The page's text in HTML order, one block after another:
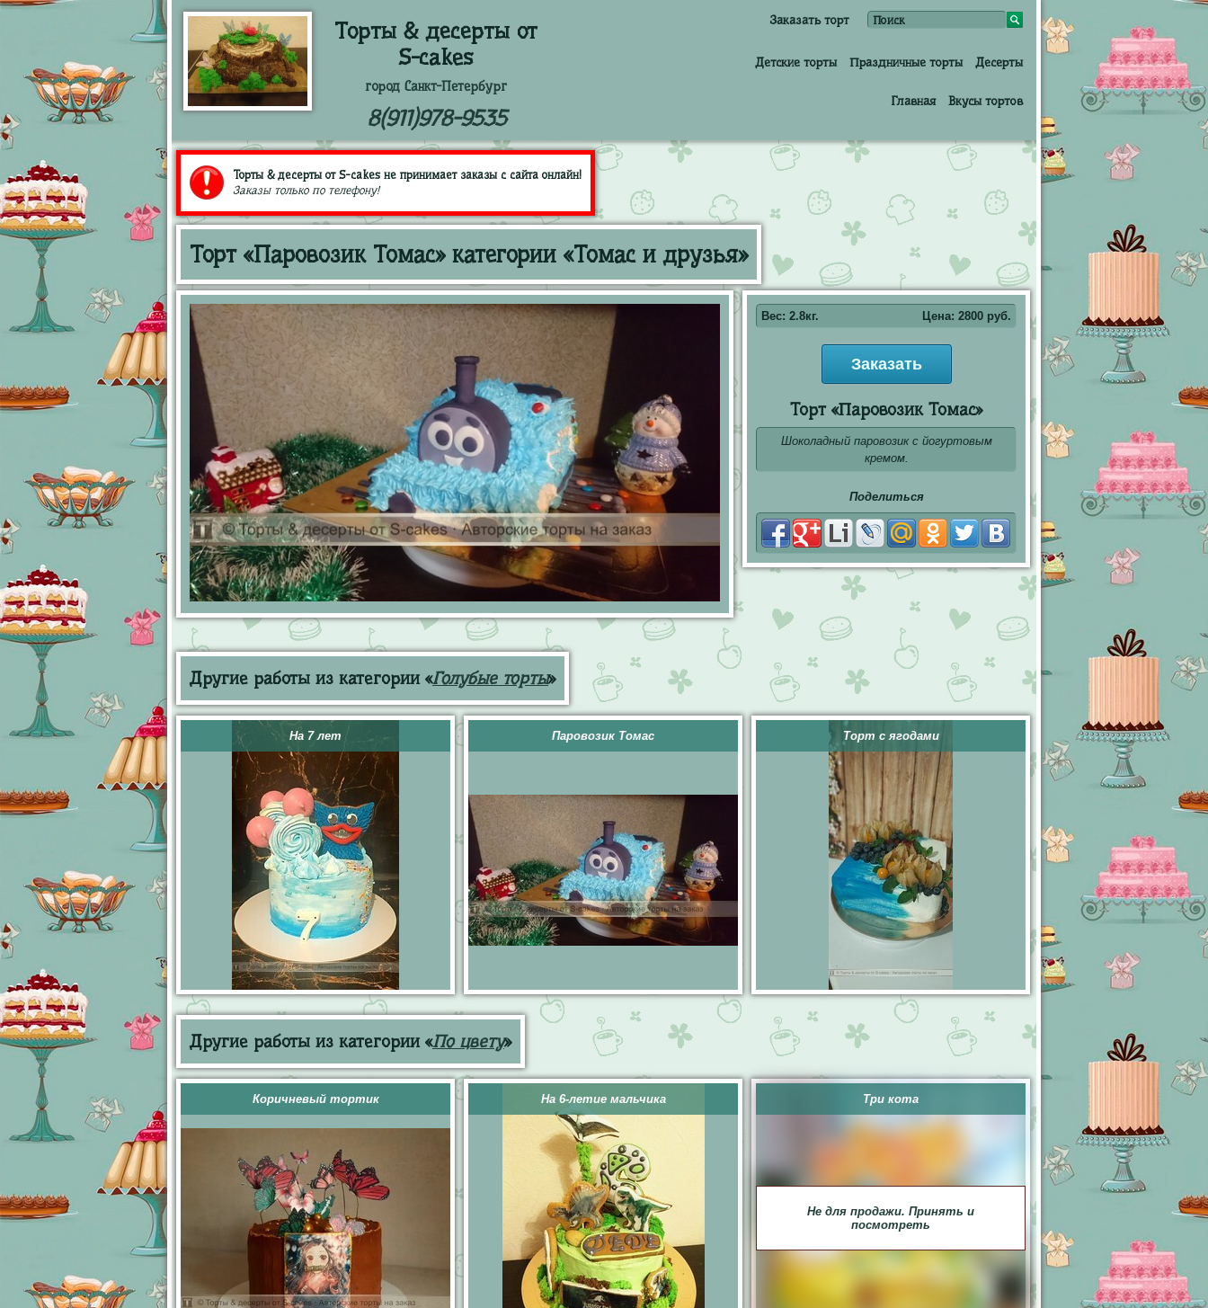
Торты & десерты от
S-cakes
город Санкт-Петербург
8(911)978-9535
Заказать торт
Детские торты Праздничные торты Десерты
Главная Вкусы тортов
Торты & десерты от S-cakes не принимает заказы с сайта онлайн!
Заказы только по телефону!
Торт «Паровозик Томас» категории «Томас и друзья»
Вес: 2.8кг. Цена: 2800 руб.
Заказать
Торт «Паровозик Томас»
Шоколадный паровозик с йогуртовым
кремом.
Поделиться
Другие работы из категории «Голубые торты»
На 7 лет Паровозик Томас Торт с ягодами
Другие работы из категории «По цвету»
Коричневый тортик На 6-летие мальчика Три кота
Не для продажи. Принять и
посмотреть